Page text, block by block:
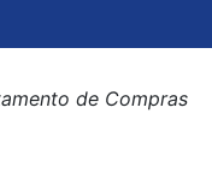
de Compras